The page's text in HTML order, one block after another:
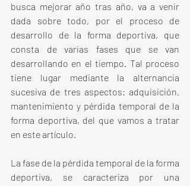
busca mejorar año tras año, va a venir
dada sobre todo, por el proceso de
desarrollo de la forma deportiva, que
consta de varias fases que se van
desarrollando en el tiempo. Tal proceso
tiene lugar mediante la alternancia
sucesiva de tres aspectos: adquisición,
mantenimiento y pérdida temporal de la
forma deportiva, del que vamos a tratar
en este artículo.
La fase de la pérdida temporal de la forma
deportiva, se caracteriza por una